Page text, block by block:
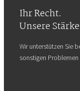
Ihr Recht.
Unsere
Wir unterstützen Sie
sonstigen